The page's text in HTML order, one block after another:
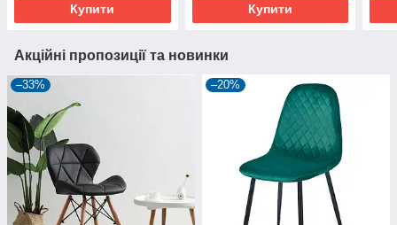
Купити Купити
Акційні пропозиції та новинки
–33% –20%